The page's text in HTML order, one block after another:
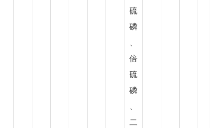
硫
磷
倍
硫
磷
二